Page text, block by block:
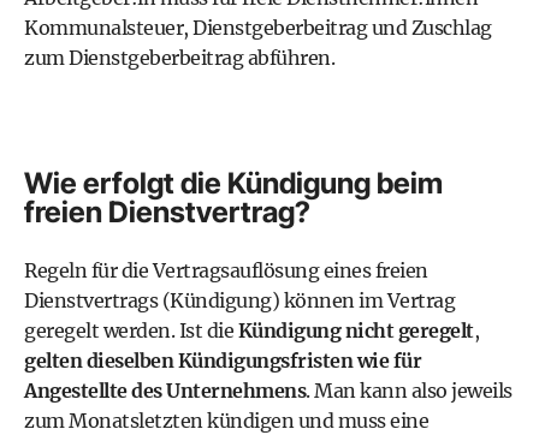
Kommunalsteuer, Dienstgeberbeitrag und Zuschlag
zum Dienstgeberbeitrag abführen.
Wie erfolgt die Kündigung beim
freien Dienstvertrag?
Regeln für die Vertragsauflösung eines freien
Dienstvertrags (Kündigung) können im Vertrag
geregelt werden. Ist die Kündigung nicht geregelt,
gelten dieselben Kündigungsfristen wie für
Angestellte des Unternehmens. Man kann also jeweils
zum Monatsletzten kündigen und muss eine